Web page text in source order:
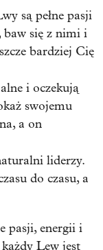
są pełne pasji
baw się z nimi i
bardziej Cię
i oczekują
swojemu
a on
liderzy.
do czasu, a
pasji, energii i
Lew jest